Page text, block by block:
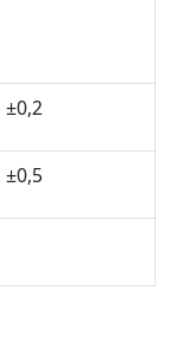
±0,2
±0,5